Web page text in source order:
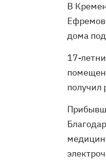
В
дома
17-
получил